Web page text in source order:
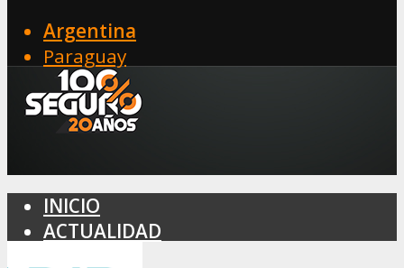
Argentina
Paraguay
INICIO
ACTUALIDAD